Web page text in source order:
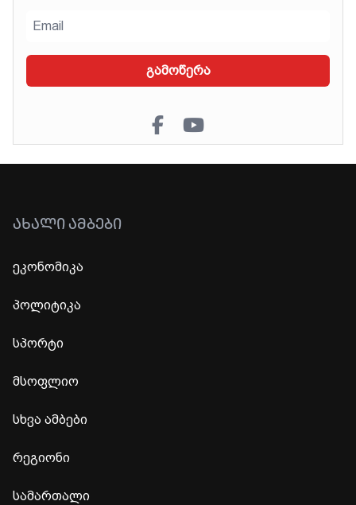
გამოწერა
ᲐᲮᲐᲚᲘ ᲐᲛᲑᲔᲑᲘ
ეკონომიკა
პოლიტიკა
სპორტი
მსოფლიო
სხვა ამბები
რეგიონი
სამართალი